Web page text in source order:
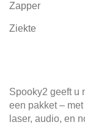
Zapper
Ziekte
Spooky2 geeft u
een pakket –
laser, audio, en